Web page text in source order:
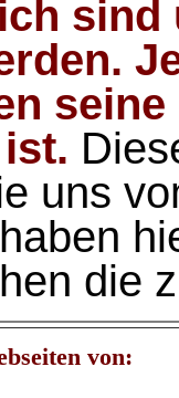
sind
uns
die
von: